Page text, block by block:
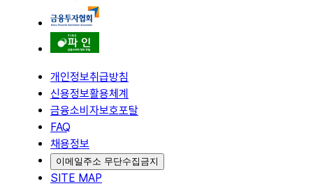
개인정보취급방침
신용정보활용체계
금융소비자보호포탈
FAQ
채용정보
이메일주소 무단수집금지
SITE MAP